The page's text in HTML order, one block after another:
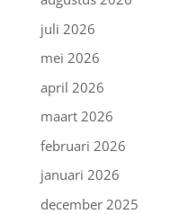
juli 2026
mei 2026
april 2026
maart 2026
februari 2026
januari 2026
december 2025